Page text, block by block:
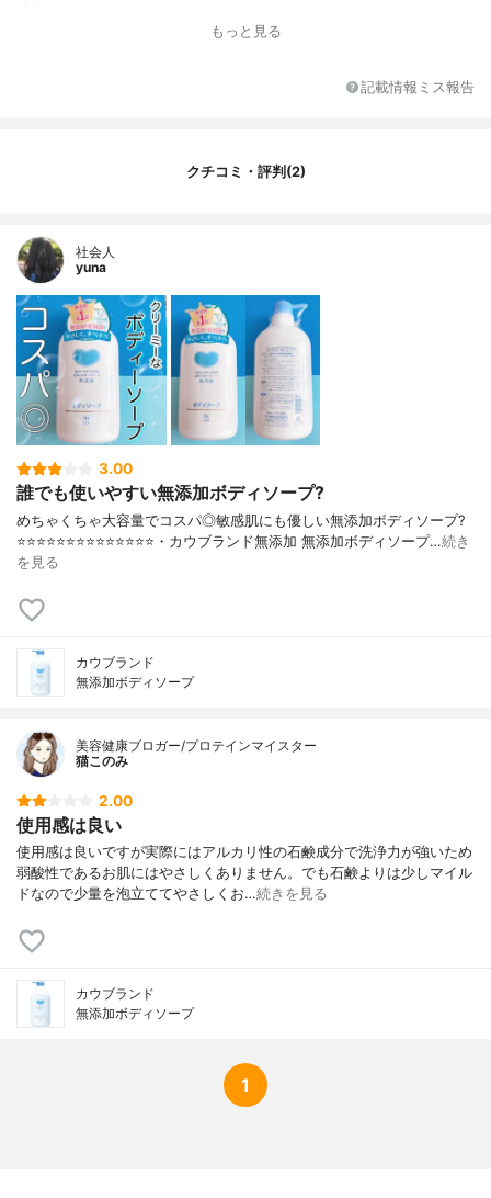
Ｇ、パルミチン酸Ｋ、塩化Ｋ、コカミドＭ
もっと見る
記載情報ミス報告
クチコミ・評判(2)
社会人
yuna
3.00
誰でも使いやすい無添加ボディソープ?
めちゃくちゃ大容量でコスパ◎敏感肌にも優しい無添加ボディソープ?
⭐️⭐️⭐️⭐️⭐️⭐️⭐️⭐️⭐️⭐️⭐️⭐️⭐️⭐️・カウブランド無添加 無添加ボディソープ…続き
を見る
カウブランド
無添加ボディソープ
美容健康ブロガー/プロテインマイスター
猫このみ
2.00
使用感は良い
使用感は良いですが実際にはアルカリ性の石鹸成分で洗浄力が強いため
弱酸性であるお肌にはやさしくありません。でも石鹸よりは少しマイル
ドなので少量を泡立ててやさしくお…続きを見る
カウブランド
無添加ボディソープ
1